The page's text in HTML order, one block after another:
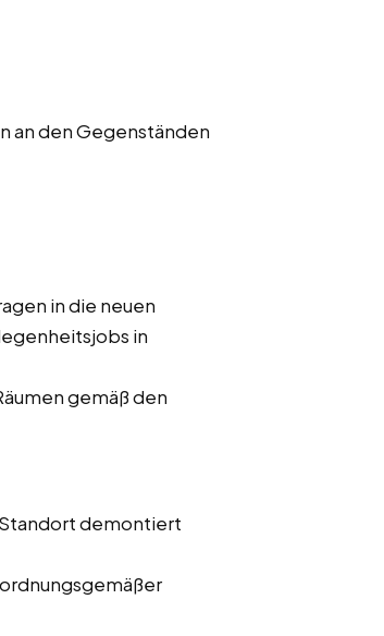
an den Gegenständen
in die neuen
in
gemäß den
Standort demontiert